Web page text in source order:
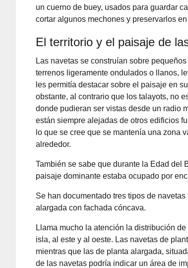
un cuerno de buey, usados para guardar
cortar algunos mechones y preservarlos
El territorio y el paisaje de
Las navetas se construían sobre
terrenos ligeramente ondulados o llanos,
les permitía destacar sobre el paisaje en
obstante, al contrario que los talayots, no
donde pudieran ser vistas desde un radio
están siempre alejadas de otros edificios
lo que se cree que se mantenía una zona
alrededor.
También se sabe que durante la Edad del
paisaje dominante estaba ocupado por
Se han documentado tres tipos de
alargada con fachada cóncava.
Llama mucho la atención la distribución
isla, al este y al oeste. Las navetas de
mientras que las de planta alargada,
de las navetas podría indicar un área de